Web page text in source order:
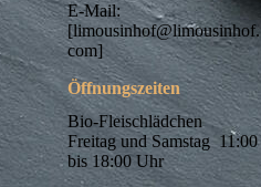
E-Mail:
[limousinhof@limousinhof.
com]
Öffnungszeiten
Bio-Fleischlädchen
Freitag und Samstag 11:00
bis 18:00 Uhr